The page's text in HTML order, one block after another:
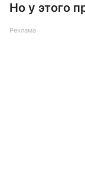
Но у этого
Реклама